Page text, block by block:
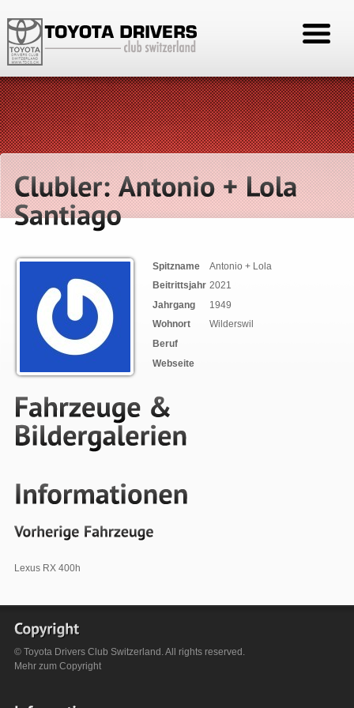
Spitzname
Antonio + Lola
Beitrittsjahr 2021
Jahrgang
1949
Wohnort
Wilderswil
Beruf
Webseite
Lexus RX 400h
© Toyota Drivers Club Switzerland. All rights reserved.
Mehr zum Copyright